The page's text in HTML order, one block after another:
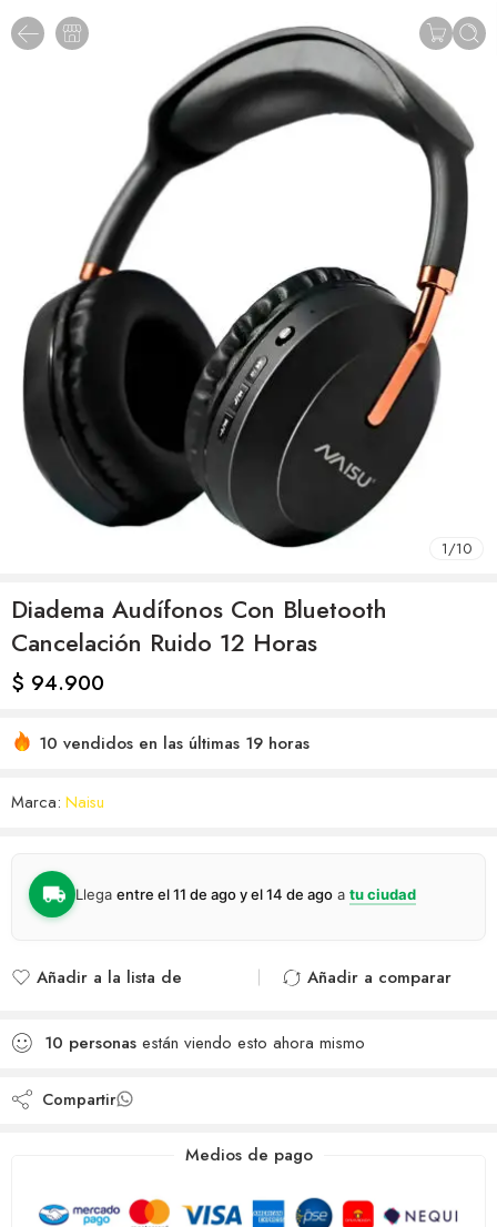
1/10
Diadema Audífonos Con Bluetooth
Cancelación Ruido 12 Horas
$ 94.900
10 vendidos en las últimas 19 horas
Marca: Naisu
Llega entre el 11 de ago y el 14 de ago a tu ciudad
Añadir a la lista de
Añadido a la lista de
deseos
Añadir a comparar
10 personas están viendo esto ahora mismo
Compartir
Medios de pago